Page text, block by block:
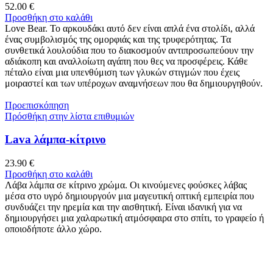
52.00 €
Προσθήκη στο καλάθι
Love Bear. Το αρκουδάκι αυτό δεν είναι απλά ένα στολίδι, αλλά
ένας συμβολισμός της ομορφιάς και της τρυφερότητας. Τα
συνθετικά λουλούδια που το διακοσμούν αντιπροσωπεύουν την
αδιάκοπη και αναλλοίωτη αγάπη που θες να προσφέρεις. Κάθε
πέταλο είναι μια υπενθύμιση των γλυκών στιγμών που έχεις
μοιραστεί και των υπέροχων αναμνήσεων που θα δημιουργηθούν.
Προεπισκόπηση
Πρόσθήκη στην λίστα επιθυμιών
Lava λάμπα-κίτρινο
23.90 €
Προσθήκη στο καλάθι
Λάβα λάμπα σε κίτρινο χρώμα. Οι κινούμενες φούσκες λάβας
μέσα στο υγρό δημιουργούν μια μαγευτική οπτική εμπειρία που
συνδυάζει την ηρεμία και την αισθητική. Είναι ιδανική για να
δημιουργήσει μια χαλαρωτική ατμόσφαιρα στο σπίτι, το γραφείο ή
οποιοδήποτε άλλο χώρο.